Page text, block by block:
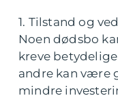
1. Tilstand og
Noen dødsbo
kreve
andre kan være
mindre